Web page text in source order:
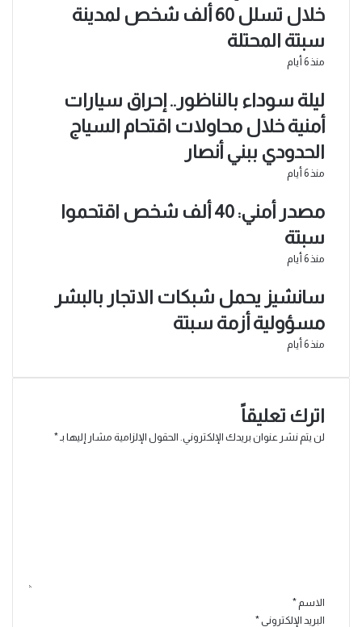
خلال تسلل 60 ألف شخص لمدينة
سبتة المحتلة
منذ 6 أيام
ليلة سوداء بالناظور.. إحراق سيارات
أمنية خلال محاولات اقتحام السياج
الحدودي ببني أنصار
منذ 6 أيام
مصدر أمني: 40 ألف شخص اقتحموا
سبتة
منذ 6 أيام
سانشيز يحمل شبكات الاتجار بالبشر
مسؤولية أزمة سبتة
منذ 6 أيام
اترك تعليقاً
لن يتم نشر عنوان بريدك الإلكتروني. الحقول الإلزامية مشار إليها بـ*
الاسم *
البريد الإلكتروني*